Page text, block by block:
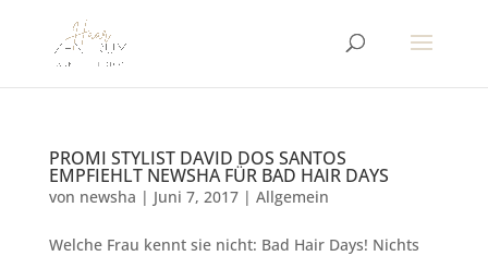
PROMI STYLIST DAVID DOS SANTOS
EMPFIEHLT NEWSHA FÜR BAD HAIR DAYS
von newsha | Juni 7, 2017| Allgemein
Welche Frau kennt sie nicht: Bad Hair Days! Nichts